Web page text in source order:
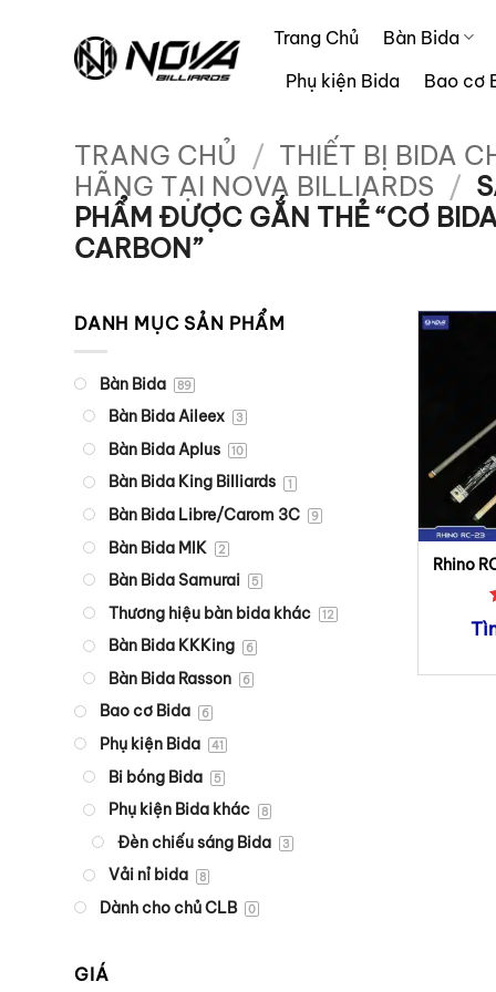
Trang Chủ Bàn Bida
Phụ kiện Bida
Bao cơ
TRANG CHỦ / THIẾT BỊ BIDA
HÃNG TẠI NOVA BILLIARDS /
PHẨM ĐƯỢC GẮN THẺ “CƠ
CARBON”
DANH MỤC SẢN PHẨM
Bàn Bida 89
Bàn Bida Aileex 3
Bàn Bida Aplus 10
Bàn Bida King Billiards 1
Bàn Bida Libre/Carom 3C 9
Bàn Bida MIK 2
Bàn Bida Samurai 5
Thương hiệu bàn bida khác 12
Bàn Bida KKKing 6
Bàn Bida Rasson 6
Bao cơ Bida 6
Phụ kiện Bida 41
Bi bóng Bida 5
Phụ kiện Bida khác 8
Đèn chiếu sáng Bida 3
Vải nỉ bida 8
Dành cho chủ CLB 0
GIÁ
Rhino